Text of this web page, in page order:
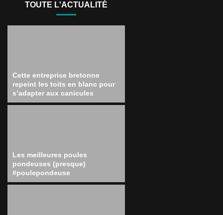
TOUTE L'ACTUALITÉ
Cette entreprise bretonne
repeint les toits en blanc pour
s’adapter aux canicules
Les meilleures poules
pondeuses (presque)
#poulepondeuse